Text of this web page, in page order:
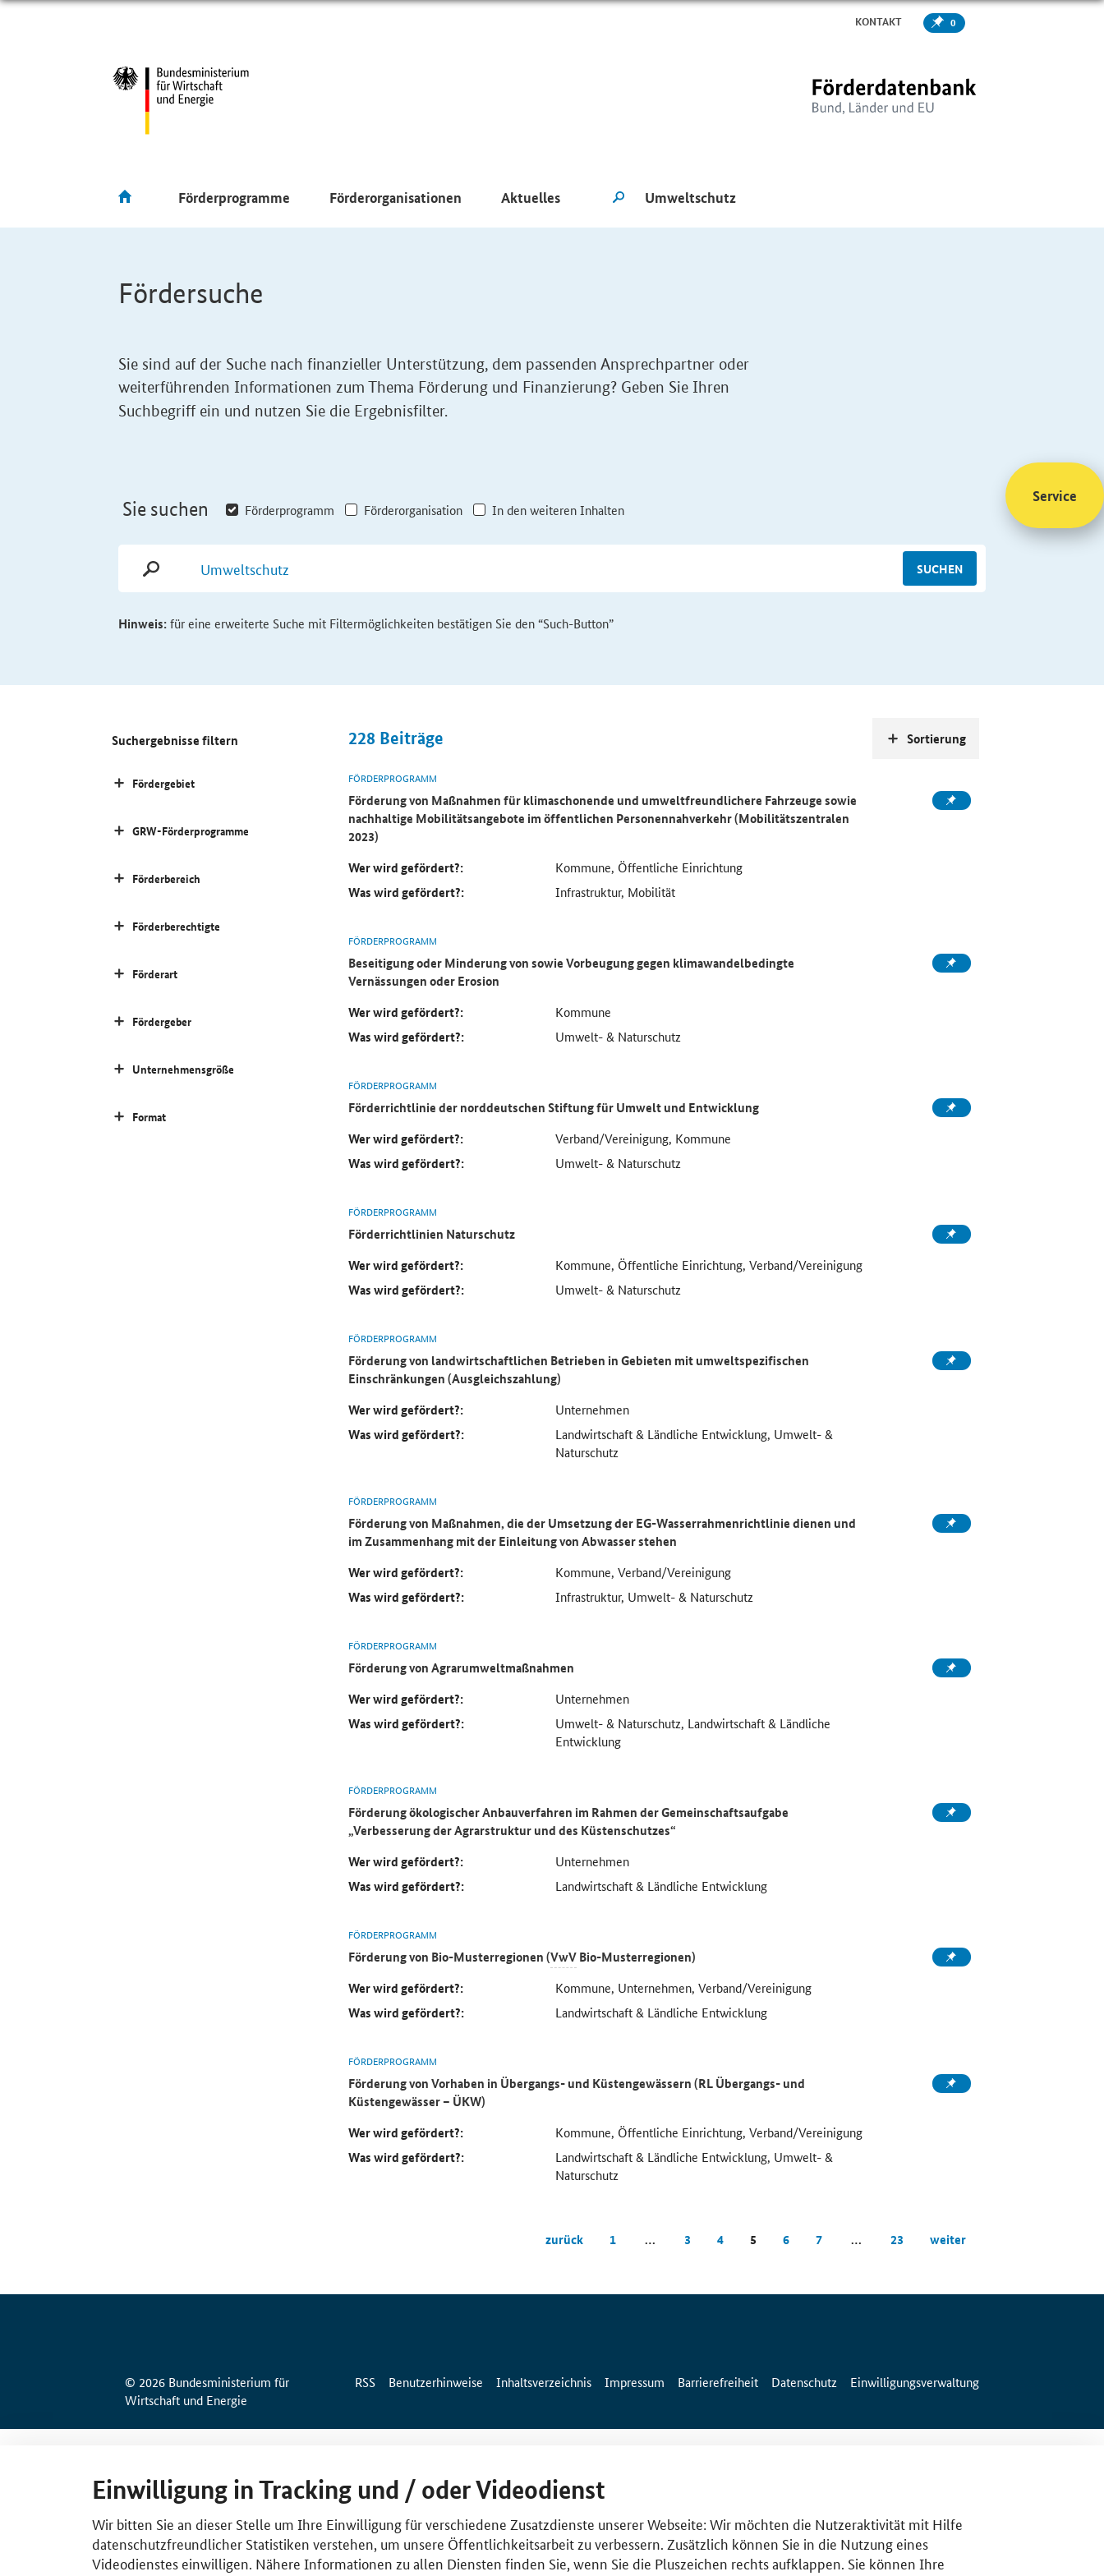
KONTAKT 0
Förderprogramme Förderorganisationen Aktuelles
Fördersuche
Sie sind auf der Suche nach finanzieller Unterstützung, dem passenden Ansprechpartner oder
weiterführenden Informationen zum Thema Förderung und Finanzierung? Geben Sie Ihren
Suchbegriff ein und nutzen Sie die Ergebnisfilter.
Sie suchen Förderprogramm Förderorganisation In den weiteren Inhalten
SUCHEN
Hinweis:für eine erweiterte Suche mit Filtermöglichkeiten bestätigen Sie den “Such-Button”
228 Beiträge
FÖRDERPROGRAMM
Förderung von Maßnahmen für klimaschonende und umweltfreundlichere Fahrzeuge sowie
nachhaltige Mobilitätsangebote im öffentlichen Personennahverkehr (Mobilitätszentralen
2023)
Wer wird gefördert?:
Kommune, Öffentliche Einrichtung
Was wird gefördert?: Infrastruktur, Mobilität
FÖRDERPROGRAMM
Beseitigung oder Minderung von sowie Vorbeugung gegen klimawandelbedingte
Vernässungen oder Erosion
Wer wird gefördert?:
Kommune
Was wird gefördert?: Umwelt- & Naturschutz
FÖRDERPROGRAMM
Förderrichtlinie der norddeutschen Stiftung für Umwelt und Entwicklung
Wer wird gefördert?:
Verband/Vereinigung, Kommune
Was wird gefördert?: Umwelt- & Naturschutz
FÖRDERPROGRAMM
Förderrichtlinien Naturschutz
Wer wird gefördert?:
Kommune, Öffentliche Einrichtung, Verband/Vereinigung
Was wird gefördert?: Umwelt- & Naturschutz
FÖRDERPROGRAMM
Förderung von landwirtschaftlichen Betrieben in Gebieten mit umweltspezifischen
Einschränkungen (Ausgleichszahlung)
Wer wird gefördert?:
Unternehmen
Was wird gefördert?:
Landwirtschaft & Ländliche Entwicklung, Umwelt- &
Naturschutz
FÖRDERPROGRAMM
Förderung von Maßnahmen, die der Umsetzung der EG-Wasserrahmenrichtlinie dienen und
im Zusammenhang mit der Einleitung von Abwasser stehen
Wer wird gefördert?:
Kommune, Verband/Vereinigung
Was wird gefördert?: Infrastruktur, Umwelt- & Naturschutz
FÖRDERPROGRAMM
Förderung von Agrarumweltmaßnahmen
Wer wird gefördert?:
Unternehmen
Was wird gefördert?:
Umwelt- & Naturschutz, Landwirtschaft & Ländliche
Entwicklung
FÖRDERPROGRAMM
Förderung ökologischer Anbauverfahren im Rahmen der Gemeinschaftsaufgabe
„Verbesserung der Agrarstruktur und des Küstenschutzes“
Wer wird gefördert?:
Unternehmen
Was wird gefördert?: Landwirtschaft & Ländliche Entwicklung
FÖRDERPROGRAMM
Förderung von Bio-Musterregionen (VwVBio-Musterregionen)
Wer wird gefördert?:
Kommune, Unternehmen, Verband/Vereinigung
Was wird gefördert?: Landwirtschaft & Ländliche Entwicklung
FÖRDERPROGRAMM
Förderung von Vorhaben in Übergangs- und Küstengewässern (RL Übergangs- und
Küstengewässer – ÜKW)
Wer wird gefördert?:
Kommune, Öffentliche Einrichtung, Verband/Vereinigung
Was wird gefördert?:
Landwirtschaft & Ländliche Entwicklung, Umwelt- &
Naturschutz
zurück 1 … 3 4 5 6 7 … 23 weiter
Sortierung
Suchergebnisse filtern
Fördergebiet
GRW-Förderprogramme
Förderbereich
Förderberechtigte
Förderart
Fördergeber
Unternehmensgröße
Format
Service
© 2026 Bundesministerium für
Wirtschaft und Energie
RSS Benutzerhinweise Inhaltsverzeichnis Impressum Barrierefreiheit Datenschutz Einwilligungsverwaltung
Einwilligung in Tracking und / oder Videodienst
Wir bitten Sie an dieser Stelle um Ihre Einwilligung für verschiedene Zusatzdienste unserer Webseite: Wir möchten die Nutzeraktivität mit Hilfe
datenschutzfreundlicher Statistiken verstehen, um unsere Öffentlichkeitsarbeit zu verbessern. Zusätzlich können Sie in die Nutzung eines
Videodienstes einwilligen. Nähere Informationen zu allen Diensten finden Sie, wenn Sie die Pluszeichen rechts aufklappen. Sie können Ihre